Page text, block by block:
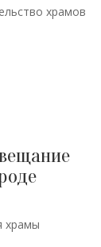
храмов
храмы